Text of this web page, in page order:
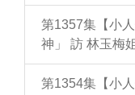
第1357集【小
神」 訪 林玉梅
第1354集【小